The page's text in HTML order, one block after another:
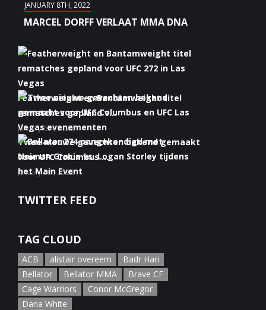
JANUARY 8TH, 2022
MARCEL DORFF VERLAAT MMA DNA
Featherweight en Bantamweight titel
rematches gepland v...
January 6th, 2022
Twee nieuwe gevechten bekend gemaakt
voor UFC Columbus ...
January 5th, 2022
Gracie vs. Logan S...
TWITTER FEED
TAG CLOUD
ACB alistair overeem
Badr Hari
Bellator
Bellator MMA
Brave CF
Cage Warriors
Conor McGregor
Dana White